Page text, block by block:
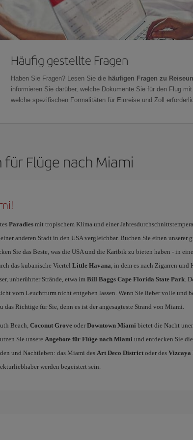
Häufig gestellte Fragen
Haben Sie Fragen? Lesen Sie die häufigen Fragen zu
informieren Sie darüber, welche Dokumente Sie für den Flug
welche spezifischen Formalitäten für Einreise und Zoll
Flüge nach Miami
Paradiesmit tropischem Klima und einer
anderen Stadt in den USA vergleichbar. Buchen Sie einen unserer
Sie das Beste, was die USA und die Karibik zu bieten haben - in
das kubanische Viertel Little Havana, in dem es nach Zigarren und
unberührter Strände, etwa im Bill Baggs Cape Florida State Park.
vom Leuchtturm nicht entgehen lassen. Wenn Sie lieber volle und
das Richtige für Sie, denn es ist der angesagteste Strand von Miami.
Beach, Coconut Groveoder Downtown Miami bietet die Nacht
Sie unsere Angebote für Flüge nach Miami und entdecken Sie
und Nachtleben: das Miami desArt Deco Districtoder des Vizcaya
werden begeistert sein.